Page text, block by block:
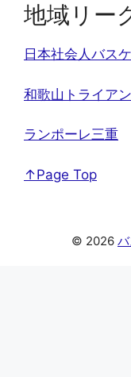
地域リー
日本社会人バス
和歌山トライア
ランポーレ三重
↑Page Top
© 2026